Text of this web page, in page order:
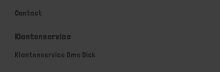
Contact
Klantenservice
Klantenservice Ome Dick